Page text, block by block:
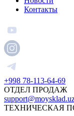
Контакты
+998 78-113-64-69
ОТДЕЛ ПРОДАЖ
ТЕХНИЧЕСКАЯ